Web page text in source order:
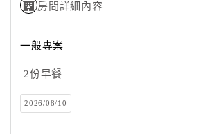
詢
房
Q&A
房間詳細內容
一般專案
2份早餐
2026/08/10